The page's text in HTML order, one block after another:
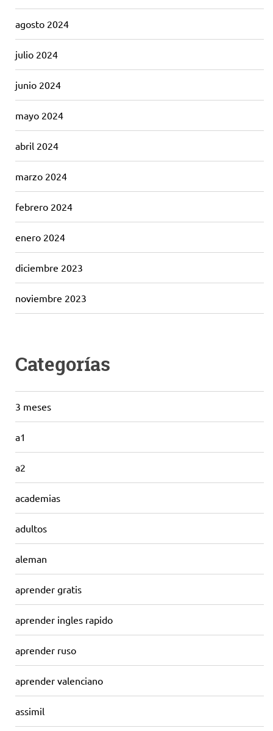
agosto 2024
julio 2024
junio 2024
mayo 2024
abril 2024
marzo 2024
febrero 2024
enero 2024
diciembre 2023
noviembre 2023
Categorías
3 meses
a1
a2
academias
adultos
aleman
aprender gratis
aprender ingles rapido
aprender ruso
aprender valenciano
assimil